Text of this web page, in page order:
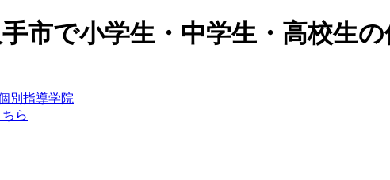
市で小学生・中学生・高校生
別指導学院